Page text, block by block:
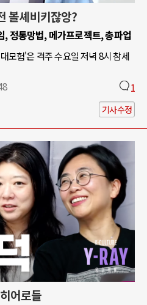
볼셰비키잖앙?
정통망법, 메가프로젝트, 총파업
모험'은 격주 수요일 저녁 8시 참세
1
기사수정
어로들